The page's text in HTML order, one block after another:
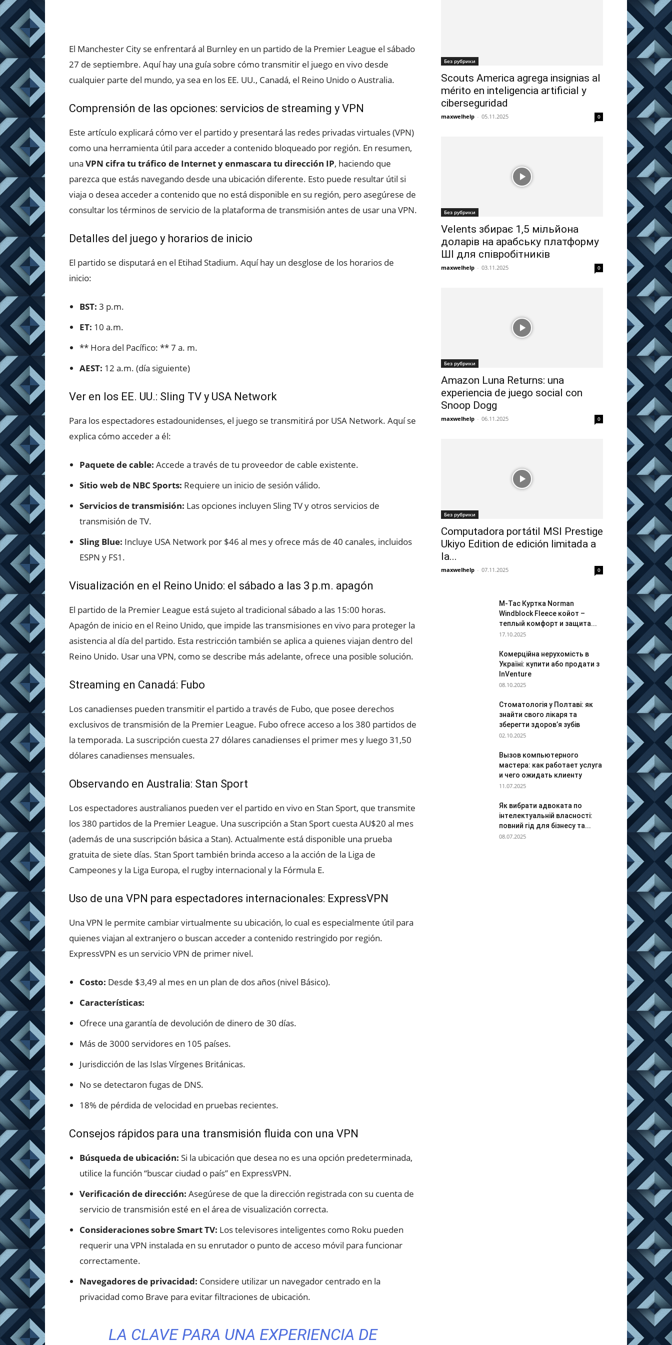
El Manchester City se enfrentará al Burnley en un partido de la Premier League el sábado
27 de septiembre. Aquí hay una guía sobre cómo transmitir el juego en vivo desde
cualquier parte del mundo, ya sea en los EE. UU., Canadá, el Reino Unido o Australia.
Comprensión de las opciones: servicios de streaming y VPN
Este artículo explicará cómo ver el partido y presentará las redes privadas virtuales (VPN)
como una herramienta útil para acceder a contenido bloqueado por región. En resumen,
una VPN cifra tu tráfico de Internet y enmascara tu dirección IP, haciendo que
parezca que estás navegando desde una ubicación diferente. Esto puede resultar útil si
viaja o desea acceder a contenido que no está disponible en su región, pero asegúrese de
consultar los términos de servicio de la plataforma de transmisión antes de usar una VPN.
Detalles del juego y horarios de inicio
El partido se disputará en el Etihad Stadium. Aquí hay un desglose de los horarios de
inicio:
BST: 3 p.m.
ET: 10 a.m.
** Hora del Pacífico: ** 7 a. m.
AEST: 12 a.m. (día siguiente)
Ver en los EE. UU.: Sling TV y USA Network
Para los espectadores estadounidenses, el juego se transmitirá por USA Network. Aquí se
explica cómo acceder a él:
Paquete de cable: Accede a través de tu proveedor de cable existente.
Sitio web de NBC Sports: Requiere un inicio de sesión válido.
Servicios de transmisión: Las opciones incluyen Sling TV y otros servicios de
transmisión de TV.
Sling Blue: Incluye USA Network por $46 al mes y ofrece más de 40 canales, incluidos
ESPN y FS1.
Visualización en el Reino Unido: el sábado a las 3 p.m. apagón
El partido de la Premier League está sujeto al tradicional sábado a las 15:00 horas.
Apagón de inicio en el Reino Unido, que impide las transmisiones en vivo para proteger la
asistencia al día del partido. Esta restricción también se aplica a quienes viajan dentro del
Reino Unido. Usar una VPN, como se describe más adelante, ofrece una posible solución.
Streaming en Canadá: Fubo
Los canadienses pueden transmitir el partido a través de Fubo, que posee derechos
exclusivos de transmisión de la Premier League. Fubo ofrece acceso a los 380 partidos de
la temporada. La suscripción cuesta 27 dólares canadienses el primer mes y luego 31,50
dólares canadienses mensuales.
Observando en Australia: Stan Sport
Los espectadores australianos pueden ver el partido en vivo en Stan Sport, que transmite
los 380 partidos de la Premier League. Una suscripción a Stan Sport cuesta AU$20 al mes
(además de una suscripción básica a Stan). Actualmente está disponible una prueba
gratuita de siete días. Stan Sport también brinda acceso a la acción de la Liga de
Campeones y la Liga Europa, el rugby internacional y la Fórmula E.
Uso de una VPN para espectadores internacionales: ExpressVPN
Una VPN le permite cambiar virtualmente su ubicación, lo cual es especialmente útil para
quienes viajan al extranjero o buscan acceder a contenido restringido por región.
ExpressVPN es un servicio VPN de primer nivel.
Costo: Desde $3,49 al mes en un plan de dos años (nivel Básico).
Características:
Ofrece una garantía de devolución de dinero de 30 días.
Más de 3000 servidores en 105 países.
Jurisdicción de las Islas Vírgenes Británicas.
No se detectaron fugas de DNS.
18% de pérdida de velocidad en pruebas recientes.
Consejos rápidos para una transmisión fluida con una VPN
Búsqueda de ubicación: Si la ubicación que desea no es una opción predeterminada,
utilice la función “buscar ciudad o país” en ExpressVPN.
Verificación de dirección: Asegúrese de que la dirección registrada con su cuenta de
servicio de transmisión esté en el área de visualización correcta.
Consideraciones sobre Smart TV: Los televisores inteligentes como Roku pueden
requerir una VPN instalada en su enrutador o punto de acceso móvil para funcionar
correctamente.
Navegadores de privacidad: Considere utilizar un navegador centrado en la
privacidad como Brave para evitar filtraciones de ubicación.
LA CLAVE PARA UNA EXPERIENCIA DE
Без рубрики
Scouts America agrega insignias al
mérito en inteligencia artificial y
ciberseguridad
maxwelhelp - 05.11.2025 0
Без рубрики
Velents збирає 1,5 мільйона
доларів на арабську платформу
ШІ для співробітників
maxwelhelp - 03.11.2025 0
Без рубрики
Amazon Luna Returns: una
experiencia de juego social con
Snoop Dogg
maxwelhelp - 06.11.2025 0
Без рубрики
Computadora portátil MSI Prestige
Ukiyo Edition de edición limitada a
la...
maxwelhelp - 07.11.2025 0
M-Tac Куртка Norman
Windblock Fleece койот –
теплый комфорт и защита...
17.10.2025
Комерційна нерухомість в
Україні: купити або продати з
InVenture
08.10.2025
Стоматологія у Полтаві: як
знайти свого лікаря та
зберегти здоров’я зубів
02.10.2025
Вызов компьютерного
мастера: как работает услуга
и чего ожидать клиенту
11.07.2025
Як вибрати адвоката по
інтелектуальній власності:
повний гід для бізнесу та...
08.07.2025